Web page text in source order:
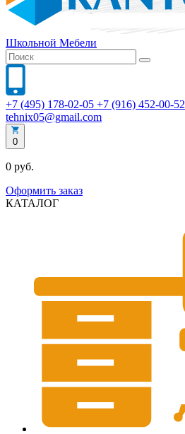
Школьной Мебели
+7 (495) 178-02-05 +7 (916) 452-00-52
tehnix05@gmail.com
0
0 руб.
Оформить заказ
КАТАЛОГ